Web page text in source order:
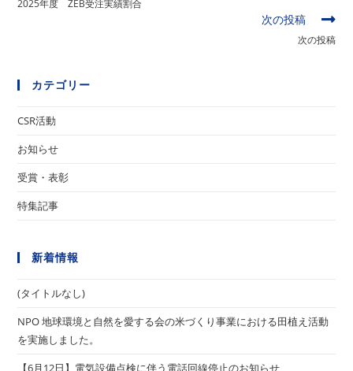
他
読
2025年度 ZEB受注実績割合
次の投稿
次の投稿
カテゴリー
CSR活動
お知らせ
受賞・表彰
特集記事
新着情報
(タイトルなし)
NPO 地球環境と自然を愛する会の米づくり事業における田植え活動
を実施しました。
【6月12日】電気設備点検に伴う電話回線停止のお知らせ